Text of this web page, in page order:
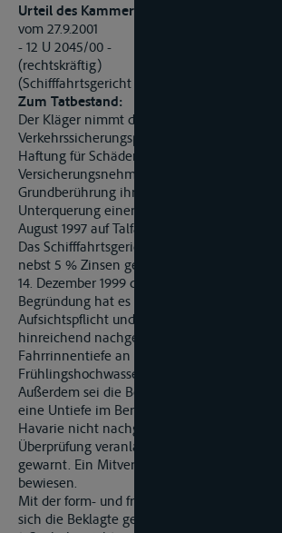
Urteil des Kammergerichts
vom 27.9.2001
- 12 U 2045/00 -
(rechtskräftig)
(Schifffahrtsgericht Charlottenburg)
Zum Tatbestand:
Der Kläger nimmt die Beklagte als
Verkehrssicherungspflichtige aus
Haftung für Schäden in Anspruch, die seine
Versicherungsnehmerin, die B GmbH, durch
Grundberührung ihres Schiffes MS F auf der
Unterquerung einer Eisenbahnbrücke bei
August 1997 auf Talfahrt erlitten haben will.
Das Schifffahrtsgericht hat der auf Zahlung
nebst 5 % Zinsen gerichteten Klage mit
14. Dezember 1999 dem Grunde nach
Begründung hat es ausgeführt, die Beklagte
Aufsichtspflicht und
hinreichend nachgekommen: Eine weitere
Fahrrinnentiefe an der fraglichen Stelle
Frühlingshochwasser sei angezeigt gewesen.
Außerdem sei die Beklagte der Meldung
eine Untiefe im Bereich der Brücke wenige
Havarie nicht nachgegangen und habe
Überprüfung veranlasst noch die Schifffahrt
gewarnt. Ein Mitverschulden des
bewiesen.
Mit der form- und fristgerecht eingelegten
sich die Beklagte gegen eine Haftung. Sie